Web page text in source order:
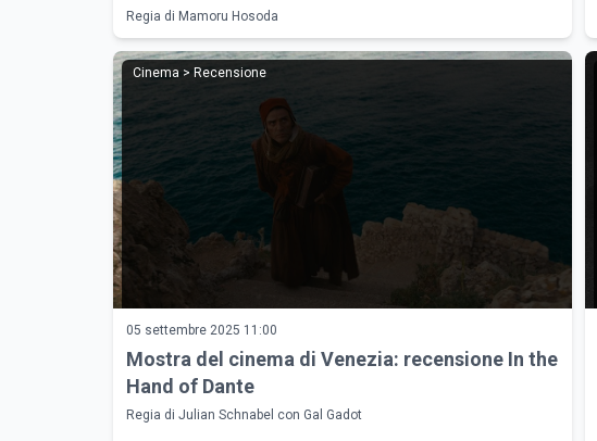
Regia di Mamoru Hosoda
Cinema > Recensione
05 settembre 2025 11:00
Mostra del cinema di Venezia: recensione In the
Hand of Dante
Regia di Julian Schnabel con Gal Gadot